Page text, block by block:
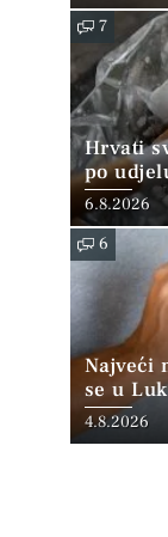
7
Hrvati
po
6.8.2026
6
Najveći
se u
4.8.2026